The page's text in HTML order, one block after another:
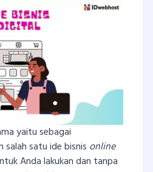
yaitu sebagai
salah satu ide bisnis online
Anda lakukan dan tanpa